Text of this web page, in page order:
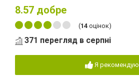
8.57 добре
(14 оцінок)
371 перегляд в серпні
Я рекомендую